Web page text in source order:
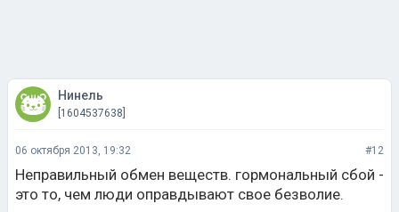
Нинель
[1604537638]
06 октября 2013, 19:32 #12
Неправильный обмен веществ. гормональный сбой -
это то, чем люди оправдывают свое безволие.